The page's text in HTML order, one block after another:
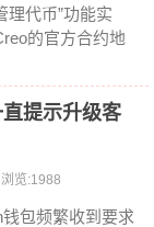
理代币”功能实
的官方合约地
提示升级客
| 浏览:1988
包频繁收到要求